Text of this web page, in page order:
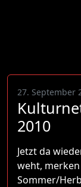
27. September
2010
Jetzt da
weht,
Sommer/